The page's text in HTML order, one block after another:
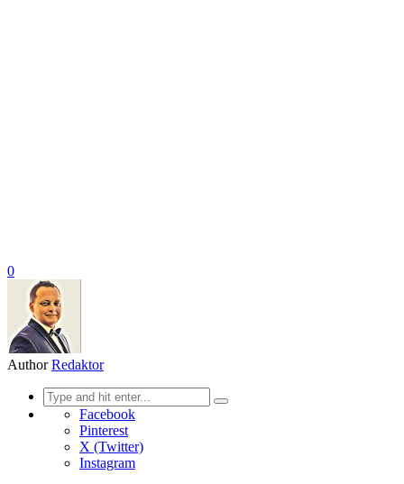
0
Author Redaktor
Search
for:
Facebook
Pinterest
X (Twitter)
Instagram